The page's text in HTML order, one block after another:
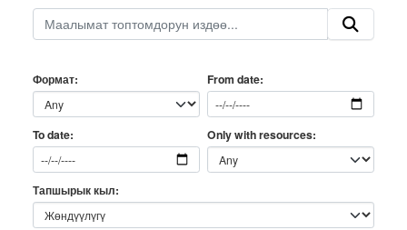
Формат From date
To date Only with resources
Тапшырык кыл